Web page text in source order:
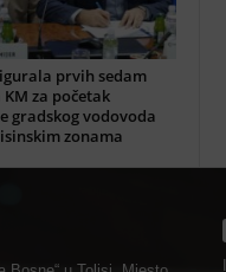
prvih sedam
za početak
gradskog vodovoda
zonama